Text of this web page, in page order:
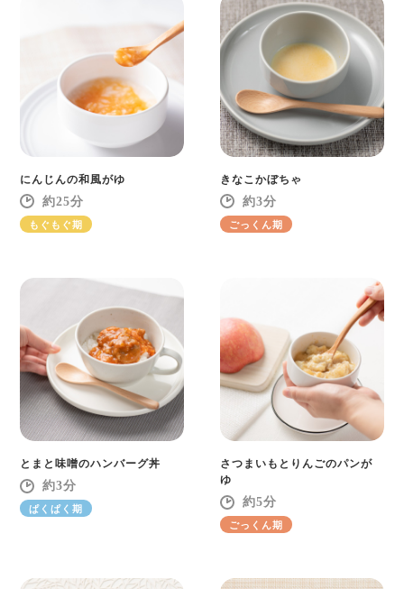
にんじんの和風がゆ
25
もぐもぐ期
きなこかぼちゃ
3
ごっくん期
とまと味噌のハンバーグ丼
3
ぱくぱく期
さつまいもとりんごのパンが
ゆ
5
ごっくん期